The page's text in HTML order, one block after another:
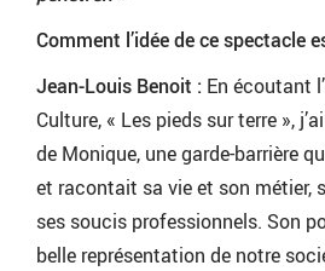
Comment l’idée de ce spectacle
Jean-Louis Benoit : En écoutant
Culture, « Les pieds sur terre »,
de Monique, une garde-barrière
et racontait sa vie et son métier,
ses soucis professionnels. Son
belle représentation de notre